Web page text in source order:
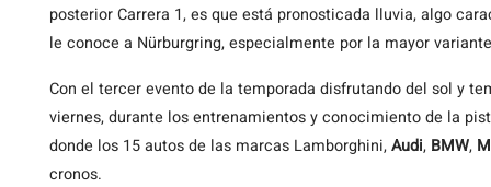
posterior Carrera 1, es que está pronosticada lluvia, algo
le conoce a Nürburgring, especialmente por la mayor
Con el tercer evento de la temporada disfrutando del sol y
viernes, durante los entrenamientos y conocimiento de la
donde los 15 autos de las marcas Lamborghini,Audi, BMW,
cronos.